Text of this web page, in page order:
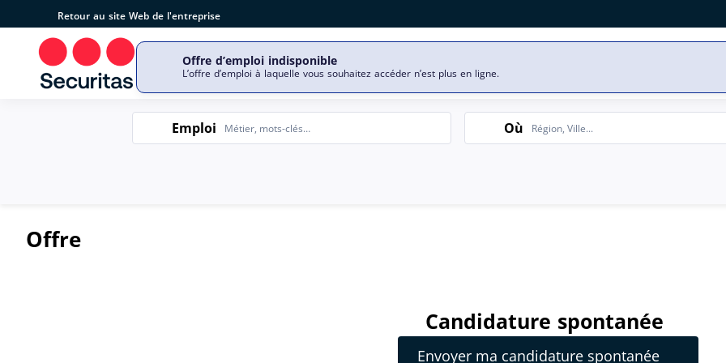
Retour au site Web de l'entreprise
Découvrir notre entreprise
Offre d’emploi indisponible
L’offre d’emploi à laquelle vous souhaitez accéder n’est plus en ligne.
EmploiEmploi Search
Où
Offre
Candidature spontanée
Envoyer ma candidature spontanée